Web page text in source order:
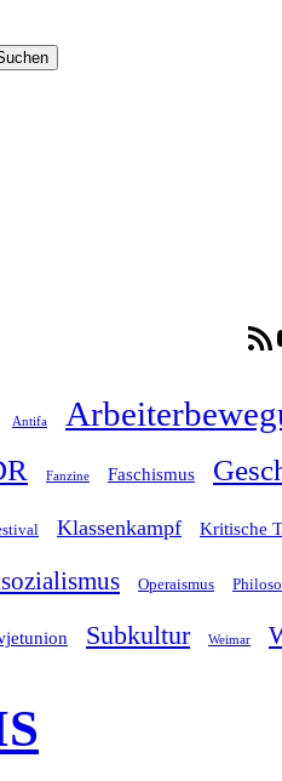
RSS-
Antifa
Fanzine Faschismus
Klassenkampf Kritische
Operaismus
Subkultur Weimar